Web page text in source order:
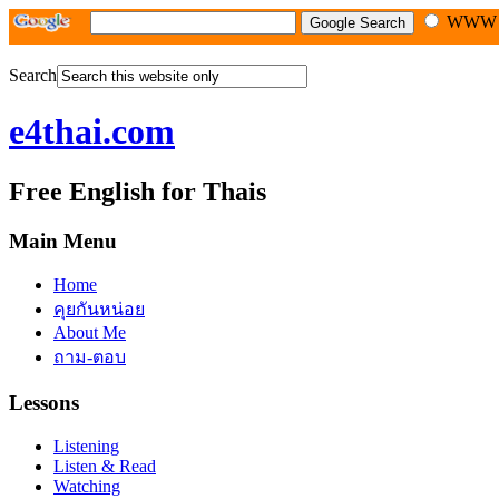
WWW
Search
e4thai.com
Free English for Thais
Main Menu
Home
คุยกันหน่อย
About Me
ถาม-ตอบ
Lessons
Listening
Listen & Read
Watching